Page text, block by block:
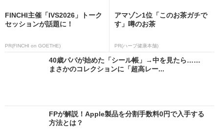
FINCHI主催「IVS2026」トーク
セッションが話題に！
PR(FINCHI on GOETHE)
アマゾン1位「このお茶ガチで
す」噂のお茶
PR(ハーブ健康本舗)
40歳パパが始めた「シール帳」→中を見たら……
まさかのコレクションに「超高レー...
FPが解説！Apple製品を分割手数料0円で入手する
方法とは？